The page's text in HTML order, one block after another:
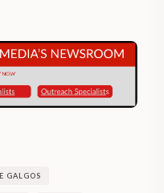
GALGOS